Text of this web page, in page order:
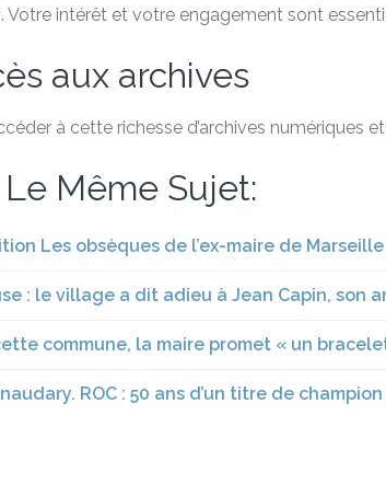
Votre intérêt et votre engagement sont
aux archives
à cette richesse d’archives numériques
Le Même Sujet:
Les obsèques de l’ex-maire de
: le village a dit adieu à Jean Capin, son
commune, la maire promet « un
ROC : 50 ans d’un titre de